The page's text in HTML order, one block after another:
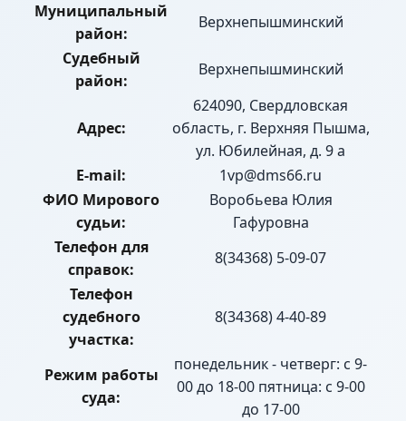
Муниципальный
район:
Верхнепышминский
Судебный
район:
Верхнепышминский
Адрес:
624090, Свердловская
область, г. Верхняя Пышма,
ул. Юбилейная, д. 9 а
E-mail:
1vp@dms66.ru
ФИО Мирового
судьи:
Воробьева Юлия
Гафуровна
Телефон для
справок:
8(34368) 5-09-07
Телефон
судебного
участка:
8(34368) 4-40-89
Режим работы
суда:
понедельник - четверг: с 9-
00 до 18-00 пятница: с 9-00
до 17-00